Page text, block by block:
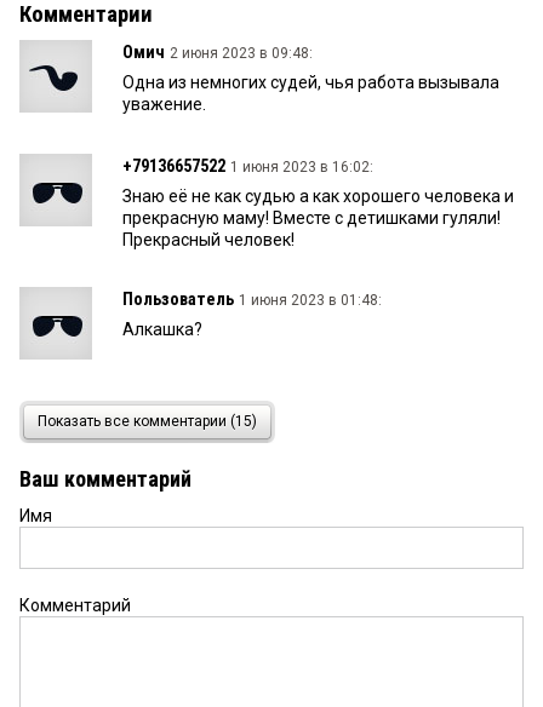
Комментарии
Омич 2 июня 2023 в 09:48:
Одна из немногих судей, чья работа вызывала
уважение.
+79136657522 1 июня 2023 в 16:02:
Знаю её не как судью а как хорошего человека и
прекрасную маму! Вместе с детишками гуляли!
Прекрасный человек!
Пользователь 1 июня 2023 в 01:48:
Алкашка?
Пацак России 31 мая 2023 в 13:45:
Константину. Уровню профессионализма как раз
дана оценка (судья уволена), о чём изложено в
настоящей статье. Никакое образовательное
отчислит студента за неуспеваемость, а будет
наименование учебного заведения, где училась
судья.
Показать все комментарии (15)
Ваш комментарий
Имя
Комментарий